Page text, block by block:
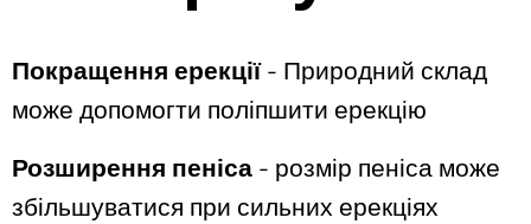
Покращення ерекції - Природний склад
може допомогти поліпшити ерекцію
Розширення пеніса - розмір пеніса може
збільшуватися при сильних ерекціях